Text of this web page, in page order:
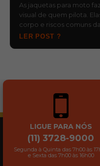
As jaquetas para moto
visual de quem pilota.
corpo e riscos comuns
LER POST ?
LIGUE PARA NÓS
(11) 3728-9000
Segunda à Quinta das 7h00 às
e Sexta das 7h00 às 16h00